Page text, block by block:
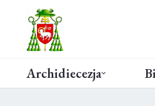
Archidiecezja